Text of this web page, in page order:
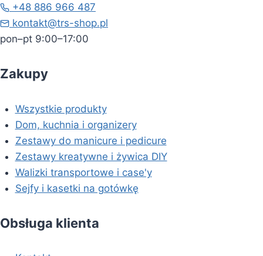
+48 886 966 487
kontakt@trs-shop.pl
pon–pt 9:00–17:00
Zakupy
Wszystkie produkty
Dom, kuchnia i organizery
Zestawy do manicure i pedicure
Zestawy kreatywne i żywica DIY
Walizki transportowe i case'y
Sejfy i kasetki na gotówkę
Obsługa klienta